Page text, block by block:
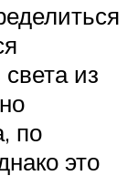
из
по
это